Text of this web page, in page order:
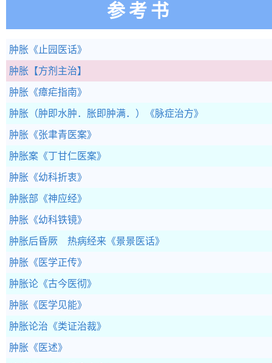
参考书
肿胀 《止园医话》
肿胀 【方剂主治】
肿胀 《瘴疟指南》
肿胀（肿即水肿．胀即肿满．） 《脉症治方》
肿胀 《张聿青医案》
肿胀案 《丁甘仁医案》
肿胀 《幼科折衷》
肿胀部 《神应经》
肿胀 《幼科铁镜》
肿胀后昏厥 热病经来 《景景医话》
肿胀 《医学正传》
肿胀论 《古今医彻》
肿胀 《医学见能》
肿胀论治 《类证治裁》
肿胀 《医述》